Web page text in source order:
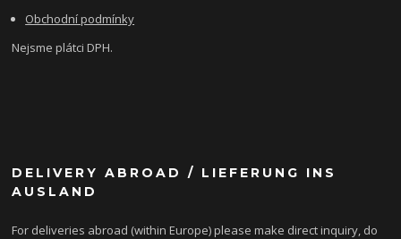
Obchodní podmínky
Nejsme plátci DPH.
DELIVERY ABROAD / LIEFERUNG INS
AUSLAND
For deliveries abroad (within Europe) please make direct inquiry, do